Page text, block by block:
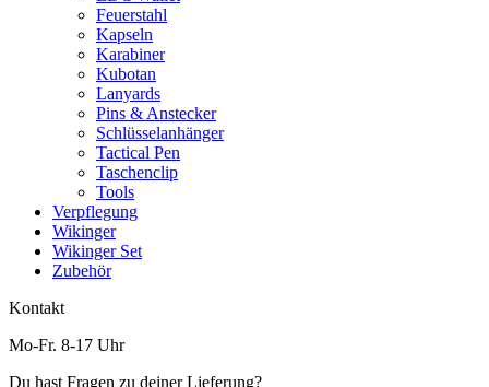
Feuerstahl
Kapseln
Karabiner
Kubotan
Lanyards
Pins & Anstecker
Schlüsselanhänger
Tactical Pen
Taschenclip
Tools
Verpflegung
Wikinger
Wikinger Set
Zubehör
Kontakt
Mo-Fr. 8-17 Uhr
Du hast Fragen zu deiner Lieferung?